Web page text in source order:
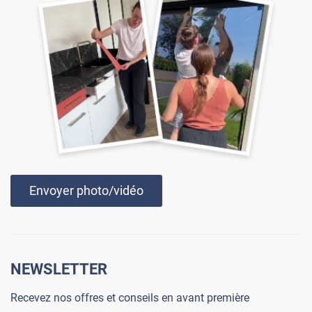
Envoyer photo/vidéo
NEWSLETTER
Recevez nos offres et conseils en avant première